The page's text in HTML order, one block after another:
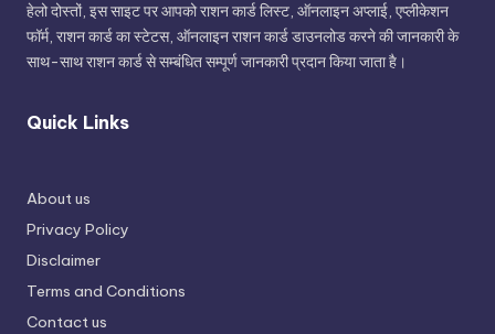
हेलो दोस्तों, इस साइट पर आपको राशन कार्ड लिस्ट, ऑनलाइन अप्लाई, एप्लीकेशन
फॉर्म, राशन कार्ड का स्टेटस, ऑनलाइन राशन कार्ड डाउनलोड करने की जानकारी के
साथ-साथ राशन कार्ड से सम्बंधित सम्पूर्ण जानकारी प्रदान किया जाता है।
Quick Links
About us
Privacy Policy
Disclaimer
Terms and Conditions
Contact us